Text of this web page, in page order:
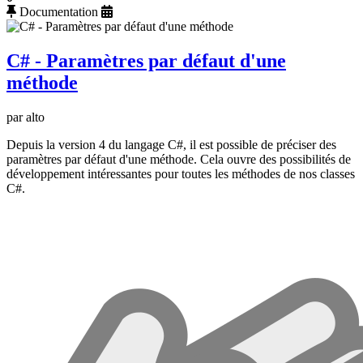
Documentation
C# - Paramètres par défaut d'une
méthode
par alto
Depuis la version 4 du langage C#, il est possible de préciser des
paramètres par défaut d'une méthode. Cela ouvre des possibilités de
développement intéressantes pour toutes les méthodes de nos classes
C#.